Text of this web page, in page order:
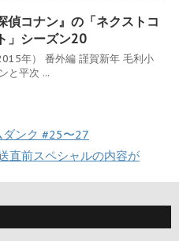
偵コナン』の「ネクストコ
」シーズン20
年） 番外編 謹賀新年 毛利小
と平次 ...
ンク #25〜27
直前スペシャルの内容が